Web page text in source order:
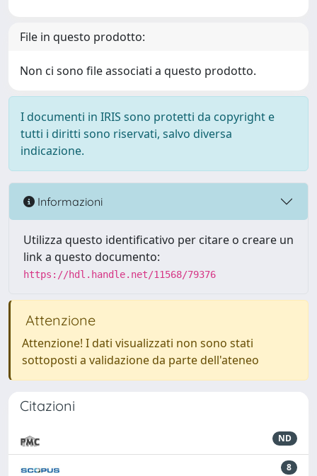
File in questo prodotto:
Non ci sono file associati a questo prodotto.
I documenti in IRIS sono protetti da copyright e
tutti i diritti sono riservati, salvo diversa
indicazione.
Informazioni
Utilizza questo identificativo per citare o creare un
link a questo documento:
https://hdl.handle.net/11568/79376
Attenzione
Attenzione! I dati visualizzati non sono stati
sottoposti a validazione da parte dell'ateneo
Citazioni
ND
8